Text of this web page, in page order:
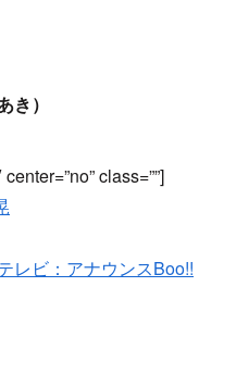
き）
class=””]
レビ：アナウンスBoo!!